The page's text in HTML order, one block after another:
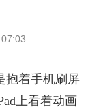
07:03
抱着手机刷屏
上看着动画